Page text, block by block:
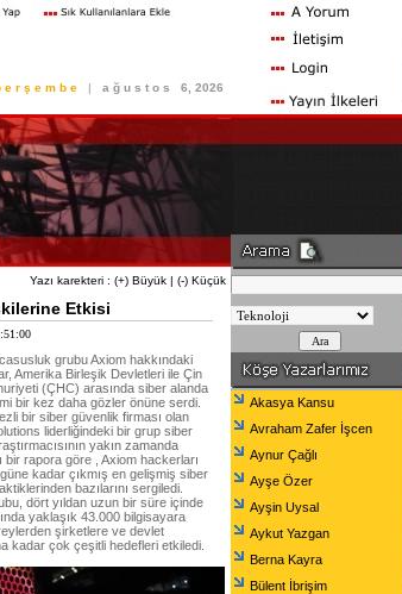
e r ş e m b e | a ğ u s t o s 6, 2026
Yazı karekteri : (+) Büyük | (-) Küçük
Etkisi
grubu Axiom hakkındaki
Amerika Birleşik Devletleri ile Çin
(ÇHC) arasında siber alanda
bir kez daha gözler önüne serdi.
bir siber güvenlik firması olan
liderliğindeki bir grup siber
yakın zamanda
bir rapora göre , Axiom hackerları
kadar çıkmış en gelişmiş siber
bazılarını sergiledi.
dört yıldan uzun bir süre içinde
yaklaşık 43.000 bilgisayara
şirketlere ve devlet
kadar çok çeşitli hedefleri etkiledi.
Akasya Kansu
Avraham Zafer İşcen
Aynur Çağlı
Ayşe Özer
Ayşin Uysal
Aykut Yazgan
Berna Kayra
Bülent İbrişim